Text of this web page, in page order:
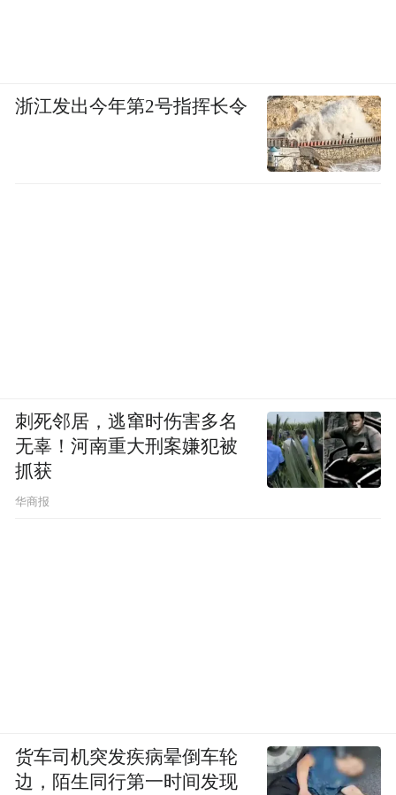
浙江发出今年第2号指挥长令
刺死邻居，逃窜时伤害多名
无辜！河南重大刑案嫌犯被
抓获
华商报
货车司机突发疾病晕倒车轮
边，陌生同行第一时间发现